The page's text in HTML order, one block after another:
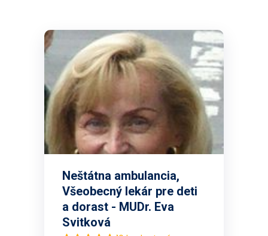
Neštátna ambulancia,
Všeobecný lekár pre deti
a dorast - MUDr. Eva
Svitková